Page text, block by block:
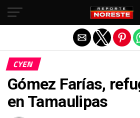
CYEN
Gómez Farías,
en Tamaulipas
Salir de la versión